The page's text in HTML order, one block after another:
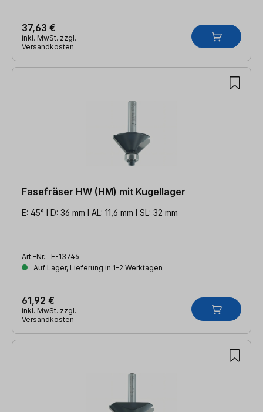
37,63 €
inkl. MwSt. zzgl.
Versandkosten
Fasefräser HW (HM) mit Kugellager
E: 45° l D: 36 mm l AL: 11,6 mm l SL: 32 mm
Art.-Nr.: E-13746
Auf Lager, Lieferung in 1-2 Werktagen
61,92 €
inkl. MwSt. zzgl.
Versandkosten